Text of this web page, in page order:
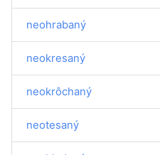
neohrabaný
neokresaný
neokrôchaný
neotesaný